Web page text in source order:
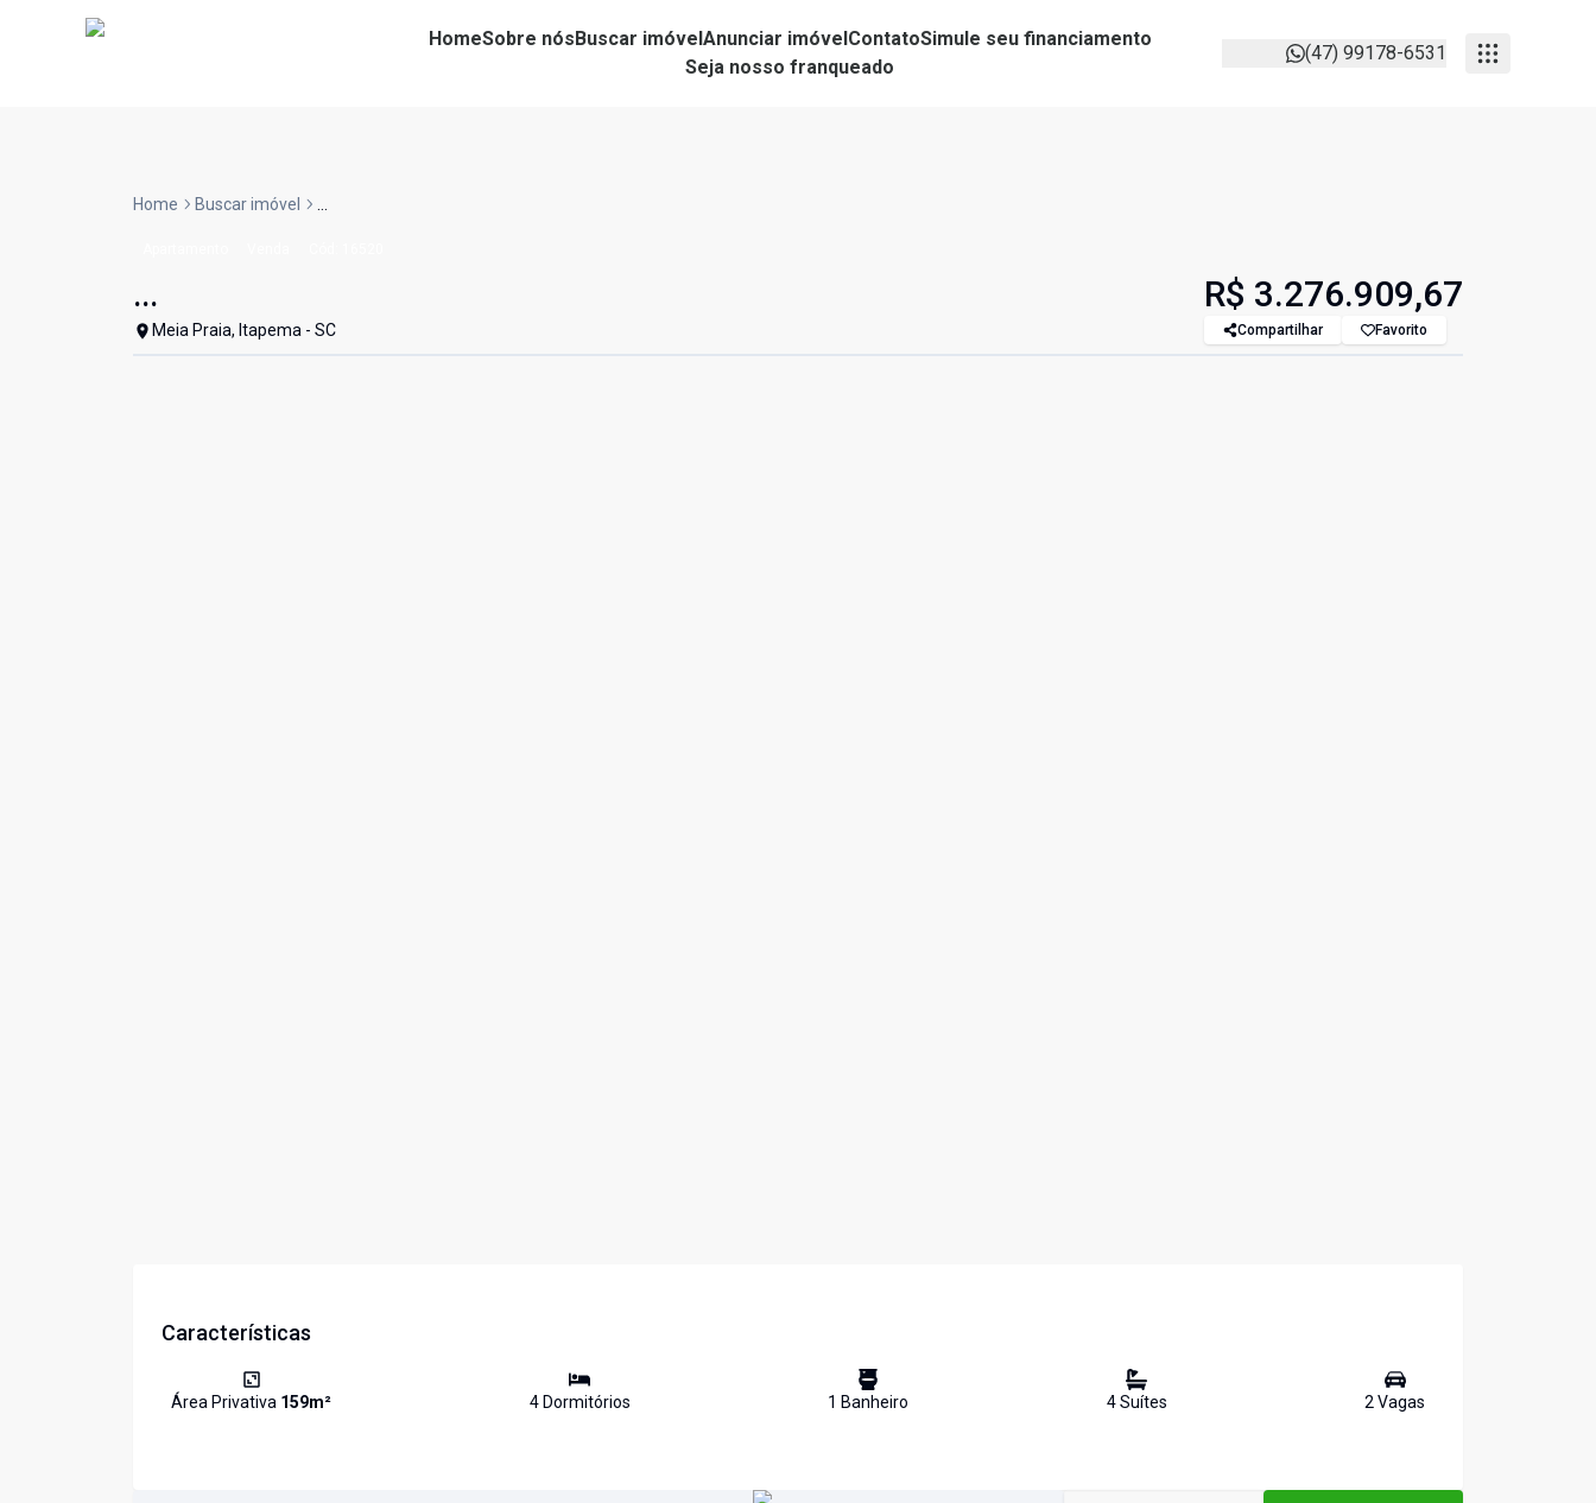
HomeSobre nósBuscar imóvelAnunciar imóvelContatoSimule seu financiamento
Seja nosso franqueado
(47) 99178-6531
Home Buscar imóvel ...
...
Meia Praia, Itapema - SC
R$ 3.276.909,67
Compartilhar Favorito
Características
Área Privativa 159m² 4Dormitórios 1 Banheiro 4Suítes 2Vagas